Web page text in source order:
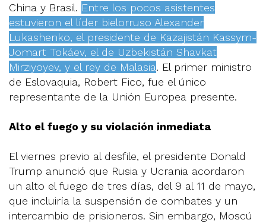
China y Brasil. Entre los pocos asistentes
estuvieron el líder bielorruso Alexander
Lukashenko, el presidente de Kazajistán Kassym-
Jomart Tokáev, el de Uzbekistán Shavkat
Mirziyoyev, y el rey de Malasia. El primer ministro
de Eslovaquia, Robert Fico, fue el único
representante de la Unión Europea presente.
Alto el fuego y su violación inmediata
El viernes previo al desfile, el presidente Donald
Trump anunció que Rusia y Ucrania acordaron
un alto el fuego de tres días, del 9 al 11 de mayo,
que incluiría la suspensión de combates y un
intercambio de prisioneros. Sin embargo, Moscú